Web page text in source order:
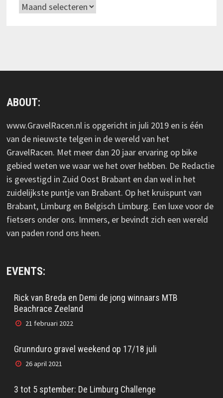
Archieven
ABOUT:
www.GravelRacen.nl is opgericht in juli 2019 en is één
van de nieuwste telgen in de wereld van het
GravelRacen. Met meer dan 20 jaar ervaring op bike
gebied weten we waar we het over hebben. De Redactie
is gevestigd in Zuid Oost Brabant en dan wel in het
zuidelijkste puntje van Brabant. Op het kruispunt van
Brabant, Limburg en Belgisch Limburg. Een luxe voor de
fietsers onder ons. Immers, er bevindt zich een wereld
van paden rond ons heen.
EVENTS:
Rick van Breda en Demi de jong winnaars MTB
Beachrace Zeeland
21 februari 2022
Grunnduro gravel weekend op 17/18 juli
26 april 2021
3 tot 5 sptember: De Limburg Challenge